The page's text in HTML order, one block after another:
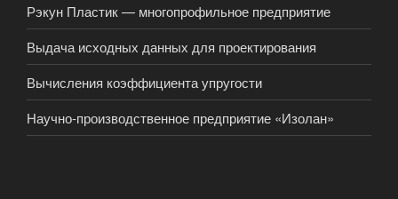
Рэкун Пластик — многопрофильное предприятие
Выдача исходных данных для проектирования
Вычисления коэффициента упругости
Научно-производственное предприятие «Изолан»